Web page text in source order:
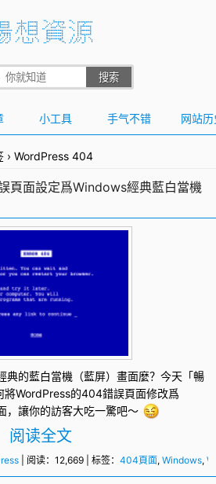
小工具 手气不错 网站历
› WordPress 404
頁面設定爲Windows經典藍白當機
典的藍白當機（藍屏）畫面麼？今天「暢
將WordPress的404錯誤頁面修改爲
，讓你的訪客大吃一驚吧～
阅读全文
| 阅读：12,669 | 标签： 404頁面, Windows,